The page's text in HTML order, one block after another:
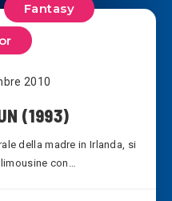
Fantasy
2010
(1993)
della madre in Irlanda, si
con…